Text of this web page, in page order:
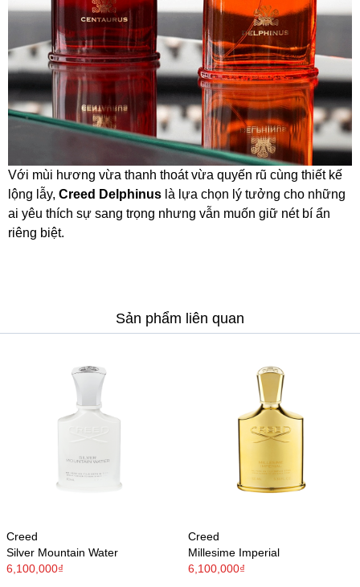
Với mùi hương vừa thanh thoát vừa quyến rũ cùng thiết kế
lộng lẫy, Creed Delphinus là lựa chọn lý tưởng cho những
ai yêu thích sự sang trọng nhưng vẫn muốn giữ nét bí ẩn
riêng biệt.
Sản phẩm liên quan
Creed
Silver Mountain Water
6,100,000₫
Creed
Millesime Imperial
6,100,000₫